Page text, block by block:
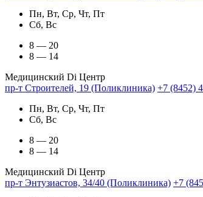
Пн, Вт, Ср, Чт, Пт
Сб, Вс
8 — 20
8 — 14
Медицинский Di Центр
пр-т Строителей, 19 (Поликлиника) +7 (8452)
Пн, Вт, Ср, Чт, Пт
Сб, Вс
8 — 20
8 — 14
Медицинский Di Центр
пр-т Энтузиастов, 34/40 (Поликлиника) +7